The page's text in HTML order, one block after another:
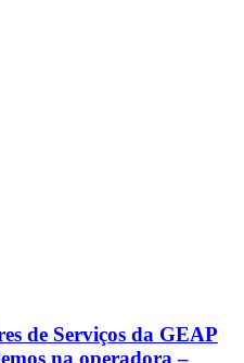
de Serviços da GEAP